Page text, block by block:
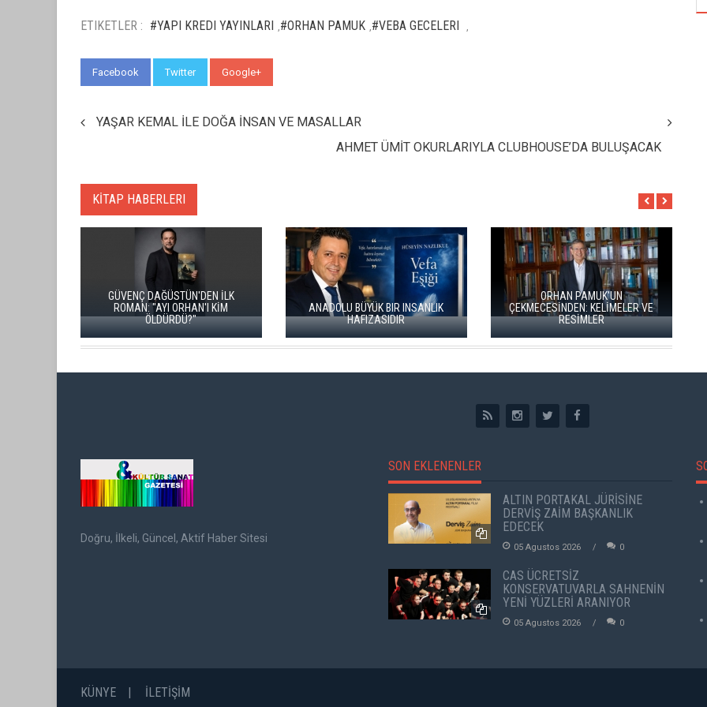
ETIKETLER : #YAPI KREDI YAYINLARI ,#ORHAN PAMUK ,#VEBA GECELERI ,
Facebook Twitter Google+
YAŞAR KEMAL İLE DOĞA İNSAN VE MASALLAR
AHMET ÜMİT OKURLARIYLA CLUBHOUSE’DA BULUŞACAK
KİTAP HABERLERI
ANADOLU BÜYÜK BIR INSANLIK
HAFIZASIDIR
ORHAN PAMUK'UN
ÇEKMECESİNDEN: KELİMELER VE
RESİMLER
İKİ KİTAP VE BİTMEYEN BİR ENERJİ
Doğru, İlkeli, Güncel, Aktif Haber Sitesi
SON EKLENENLER
ALTIN PORTAKAL JÜRİSİNE
DERVİŞ ZAİM BAŞKANLIK
EDECEK
05 Agustos 2026 0
CAS ÜCRETSİZ
KONSERVATUVARLA SAHNENİN
YENİ YÜZLERİ ARANIYOR
05 Agustos 2026 0
KÜNYE İLETİŞİM